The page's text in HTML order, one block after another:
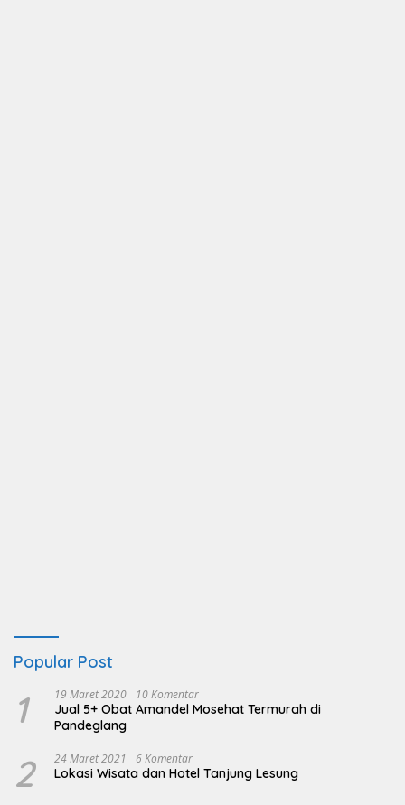
Popular Post
1 19 Maret 2020 10 Komentar
Jual 5+ Obat Amandel Mosehat Termurah di
Pandeglang
2 24 Maret 2021 6 Komentar
Lokasi Wisata dan Hotel Tanjung Lesung